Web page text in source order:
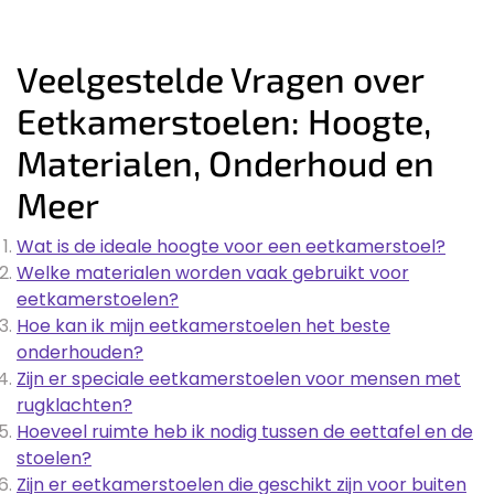
Veelgestelde Vragen over
Eetkamerstoelen: Hoogte,
Materialen, Onderhoud en
Meer
Wat is de ideale hoogte voor een eetkamerstoel?
Welke materialen worden vaak gebruikt voor
eetkamerstoelen?
Hoe kan ik mijn eetkamerstoelen het beste
onderhouden?
Zijn er speciale eetkamerstoelen voor mensen met
rugklachten?
Hoeveel ruimte heb ik nodig tussen de eettafel en de
stoelen?
Zijn er eetkamerstoelen die geschikt zijn voor buiten